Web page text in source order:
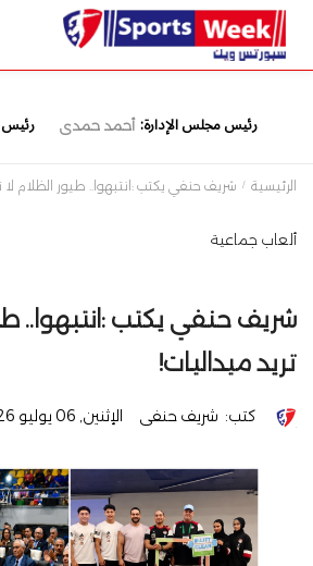
رئيس مجلس الإدارة: أحمد حمدى رئيس
الرئيسية شريف حنفي يكتب :انتبهوا.. طيور الظلام لا
ألعاب جماعية
شريف حنفي يكتب :انتبهوا..
تريد ميداليات!
كتب: شريف حنفى الإثنين, 06 يوليو 2026 - 11:48 م